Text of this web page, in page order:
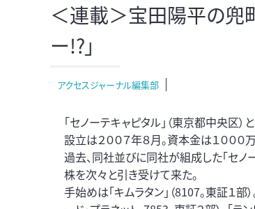
＜連載＞宝田陽平の兜町
ー!?」
アクセスジャーナル編集部
「セノーテキャピタル」（東京都中央区
設立は２００７年８月。資本金は１００
過去、同社並びに同社が組成した「セ
株を次々と引き受けて来た。
手始めは「キムラタン」（8107。東証１部）